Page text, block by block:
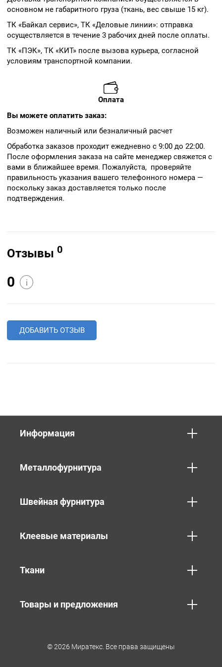
основном не габаритного груза (ткань, вес свыше 15 кг).
ТК «Байкал сервис», ТК «Деловые линии»: отправка
осуществляется в течение 3 рабочих дней после оплаты.
ТК «ПЭК», ТК «КИТ» после вызова курьера, согласной
условиям транспортной компании.
Оплата
Вы можете оплатить заказ:
Возможен наличный или безналичный расчет
Обработка заказов проходит ежедневно с 9:00 до 22:00.
После оформления заказа на сайте менеджер свяжется с
вами в ближайшее время. Пожалуйста, проверяйте
правильность указания вашего телефонного номера —
поскольку заказ доставляется только после
подтверждения.
Отзывы 0
0 i
ДОБАВИТЬ ОТЗЫВ
Информация
Металлофурнитура
Швейная фурнитура
Клеевые материалы
Ткани
Товары и предложения
© 2026 Миратекс. Все права защищены